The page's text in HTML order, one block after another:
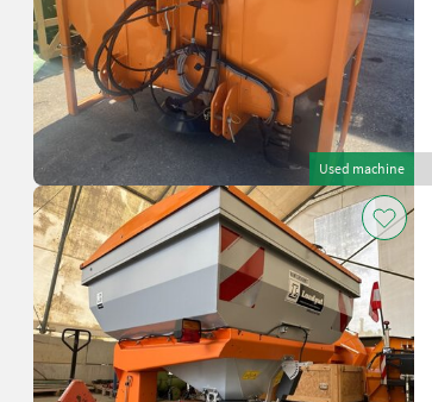
Used machine